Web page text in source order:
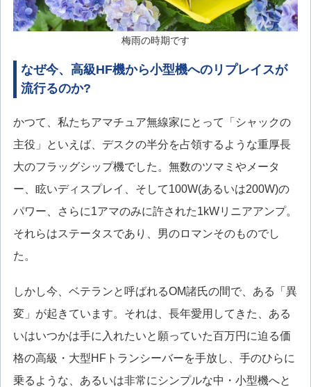
梅雨の時期です
なぜ今、高級HF機から小型機へのリプレイスが
流行るのか?
かつて、私たちアマチュア無線家にとって「シャックの
主役」といえば、デスクの半分を占領するような重厚長
大のフラッグシップ機でした。無数のツマミやメータ
ー、眩いディスプレイ、そして100W(あるいは200W)の
パワー、さらに1アマのみに許された1kWリニアアンプ。
それらはステータスであり、男のロマンそのものでし
た。
しかし今、ベテランと呼ばれるOM諸氏の間で、ある「異
変」が起きています。それは、長年愛用してきた、ある
いはいつかは手に入れたいと願っていた百万円に迫る価
格の高級・大型HFトランシーバーを手放し、手のひらに
乗るような、あるいは非常にシンプルな中・小型機へと